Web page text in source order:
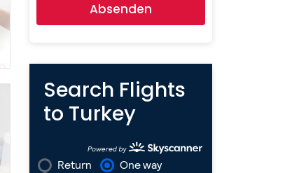
Absenden
Search Flights
to Turkey